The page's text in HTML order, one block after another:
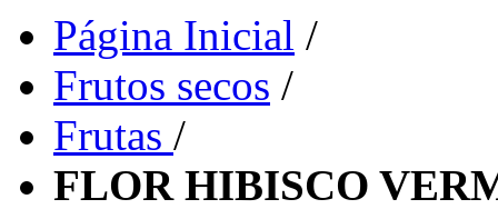
Página Inicial /
Frutos secos /
Frutas /
FLOR HIBISCO